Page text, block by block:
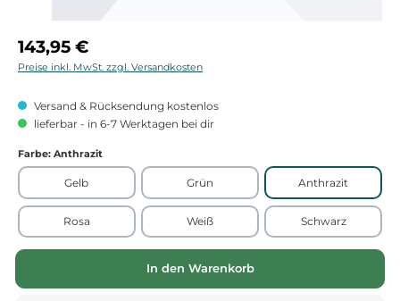
Regulärer Preis:
143,95 €
Preise inkl. MwSt. zzgl. Versandkosten
Versand & Rücksendung kostenlos
lieferbar - in 6-7 Werktagen bei dir
Farbe: Anthrazit
Gelb Grün Anthrazit
Rosa Weiß Schwarz
In den Warenkorb